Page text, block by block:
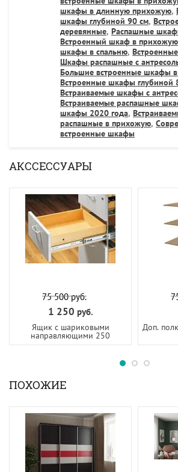
шкафы в длинную прихожую,
шкафы глубиной 90 см,
деревянные, Распашные
Встроенный шкаф в прихожую
шкафы в спальню,
Шкафы распашные с
Большие встроенные шкафы
Встроенные шкафы глубиной
Встраиваемые шкафы с
Встраиваемые распашные
шкафы 2020 года,
распашные в прихожую,
встроенные шкафы
АКССЕССУАРЫ
75 500руб.
1 250 руб.
Ящик с шариковыми
направляющими 250
Доп.
ПОХОЖИЕ